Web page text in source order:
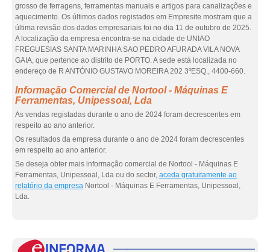
grosso de ferragens, ferramentas manuais e artigos para canalizações e
aquecimento. Os últimos dados registados em Empresite mostram que a
última revisão dos dados empresariais foi no dia 11 de outubro de 2025.
A localização da empresa encontra-se na cidade de UNIAO
FREGUESIAS SANTA MARINHA SAO PEDRO AFURADA VILA NOVA
GAIA, que pertence ao distrito de PORTO. A sede está localizada no
endereço de R ANTÓNIO GUSTAVO MOREIRA 202 3ºESQ., 4400-660.
Informação Comercial de Nortool - Máquinas E
Ferramentas, Unipessoal, Lda
As vendas registadas durante o ano de 2024 foram decrescentes em
respeito ao ano anterior.
Os resultados da empresa durante o ano de 2024 foram decrescentes
em respeito ao ano anterior.
Se deseja obter mais informação comercial de Nortool - Máquinas E
Ferramentas, Unipessoal, Lda ou do sector, aceda gratuitamente ao
relatório da empresa Nortool - Máquinas E Ferramentas, Unipessoal,
Lda.